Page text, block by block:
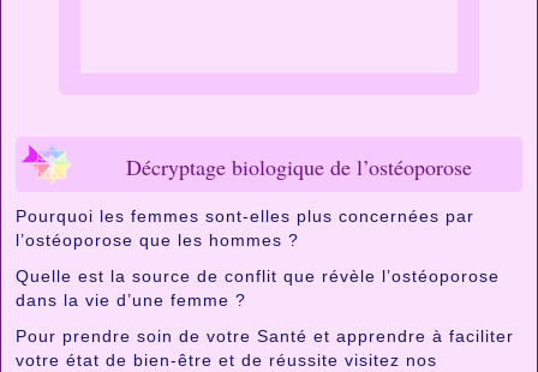
Décryptage biologique de l’ostéoporose
Pourquoi les femmes sont-elles plus concernées par
l’ostéoporose que les hommes ?
Quelle est la source de conflit que révèle l’ostéoporose
dans la vie d’une femme ?
Pour prendre soin de votre Santé et apprendre à faciliter
votre état de bien-être et de réussite visitez nos